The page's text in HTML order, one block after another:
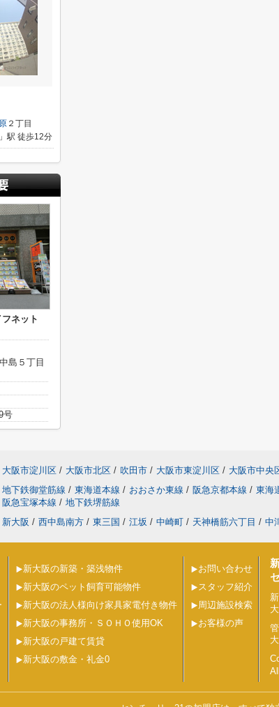
２丁目
駅 徒歩12分
フネット
島５丁目
号
大阪市淀川区 / 大阪市北区 / 吹田市 / 大阪市東淀川区 / 大阪市中央
地下鉄御堂筋線 / 東海道本線 / おおさか東線 / 阪急京都本線 / 東海
阪急宝塚本線 / 地下鉄堺筋線
新大阪 / 西中島南方 / 東三国 / 江坂 / 中崎町 / 天神橋筋六丁目 / 中
新大阪の新築・築浅物件
新大阪のペット飼育可能物件
新大阪の法人様向け家具家電付き物件
新大阪の事務所・ＳＯＨＯ使用OK
新大阪の戸建て賃貸
新大阪の敷金・礼金0
お問い合わせ
スタッフ紹介
周辺施設検索
お客様の声